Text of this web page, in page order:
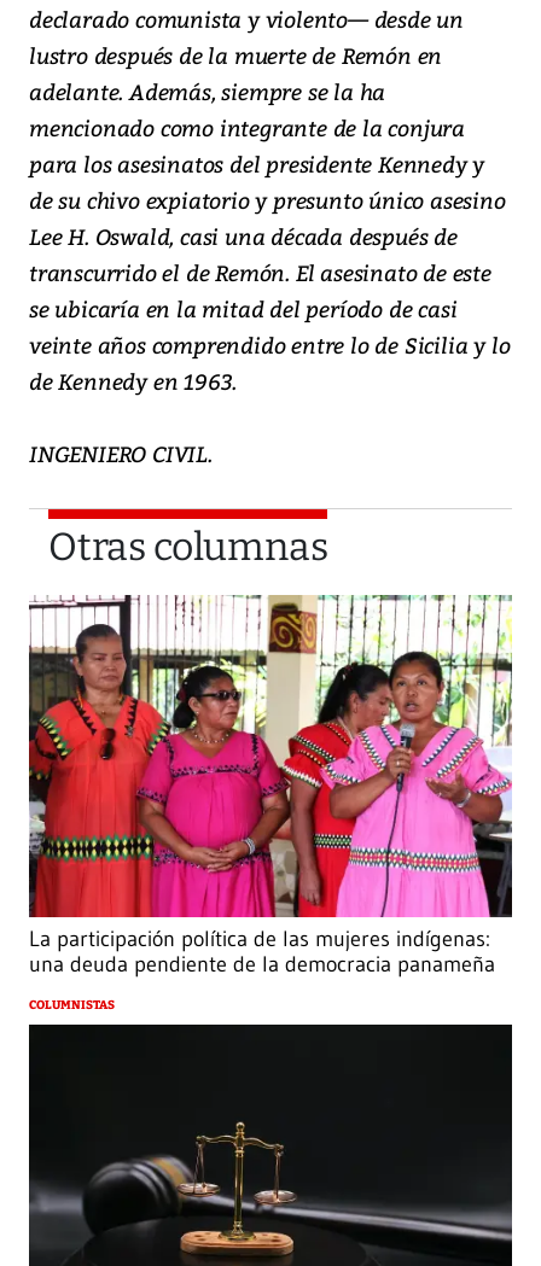
declarado comunista y violento— desde un
lustro después de la muerte de Remón en
adelante. Además, siempre se la ha
mencionado como integrante de la conjura
para los asesinatos del presidente Kennedy y
de su chivo expiatorio y presunto único asesino
Lee H. Oswald, casi una década después de
transcurrido el de Remón. El asesinato de este
se ubicaría en la mitad del período de casi
veinte años comprendido entre lo de Sicilia y lo
de Kennedy en 1963.
INGENIERO CIVIL.
Otras columnas
La participación política de las mujeres indígenas:
una deuda pendiente de la democracia panameña
COLUMNISTAS